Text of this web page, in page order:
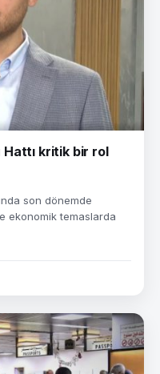
kritik bir rol
son dönemde
ekonomik temaslarda